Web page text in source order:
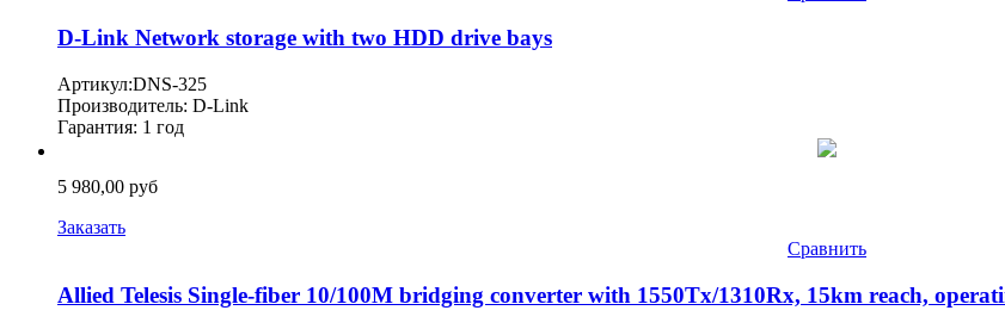
D-Link Network storage with two HDD drive bays
Артикул:DNS-325
Производитель: D-Link
Гарантия: 1 год
5 980,00 руб
Заказать
Сравнить
Allied Telesis Single-fiber 10/100M bridging converter with 1550Tx/1310Rx, 15km reach,